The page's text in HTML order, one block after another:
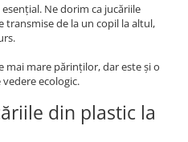
Ne dorim ca jucăriile
transmise de la un copil la altul,
mai mare părinților, dar este și o
ecologic.
din plastic la